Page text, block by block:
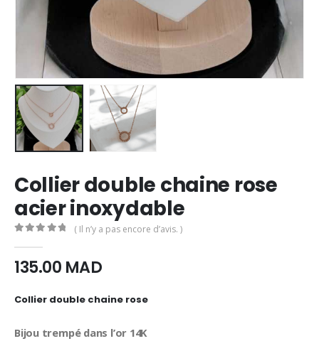
Collier double chaine rose
acier inoxydable
( Il n’y a pas encore d’avis. )
135.00 MAD
Collier double chaine rose
Bijou trempé dans l’or 14K